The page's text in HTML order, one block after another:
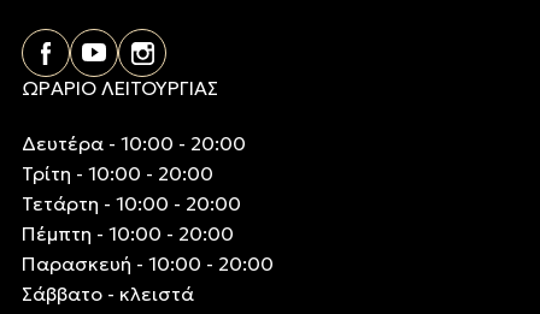
ΩΡΑΡΙΟ ΛΕΙΤΟΥΡΓΙΑΣ
Δευτέρα - 10:00 - 20:00
Τρίτη - 10:00 - 20:00
Τετάρτη - 10:00 - 20:00
Πέμπτη - 10:00 - 20:00
Παρασκευή - 10:00 - 20:00
Σάββατο - κλειστά